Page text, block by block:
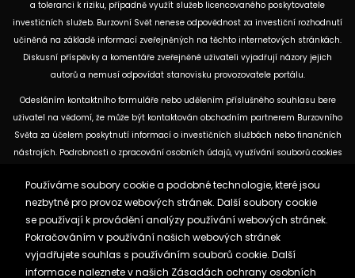
a toleranci k riziku, případně využít služeb licencovaného poskytovatele
investičních služeb. Burzovní Svět nenese odpovědnost za investiční rozhodnutí
učiněná na základě informací zveřejněných na těchto internetových stránkách.
Diskusní příspěvky a komentáře zveřejněné uživateli vyjadřují názory jejich
autorů a nemusí odpovídat stanovisku provozovatele portálu.
Odesláním kontaktního formuláře nebo udělením příslušného souhlasu bere
uživatel na vědomí, že může být kontaktován obchodním partnerem Burzovního
Světa za účelem poskytnutí informací o investičních službách nebo finančních
nástrojích. Podrobnosti o zpracování osobních údajů, využívání souborů cookies
dostupných na těchto internetových stránkách. U jednotlivých článků mohou
být uvedeny informace o použitých zdrojích, datu původní analýzy nebo datu,
ke kterému se vztahují uvedené tržní údaje.
Zásady ochrany osobních údajů a cookies
Používáme soubory cookie a podobné technologie, které jsou
nezbytné pro provoz webových stránek. Další soubory cookie
se používají k provádění analýzy používání webových stránek.
Pokračováním v používání našich webových stránek
vyjadřujete souhlas s používáním souborů cookie. Další
informace naleznete v našich Zásadách ochrany osobních